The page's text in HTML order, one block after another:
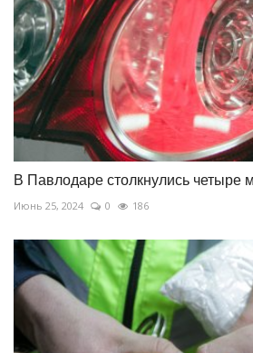
В Павлодаре столкнулись четыре
Июнь 25, 2024 0 186